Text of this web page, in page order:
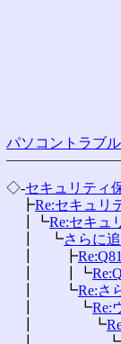
パソコントラブ
◇-セキュリティ
┣Re:セキュリ
┃┗Re:セキュ
┃　┗さらに
┃　　┣
┃　　┃┗
┃　　┗Re:さ
┃　　　┗Re:
┃　　　　┗